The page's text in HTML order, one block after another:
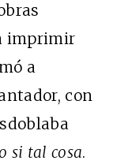
imprimir
a
con
si tal cosa.